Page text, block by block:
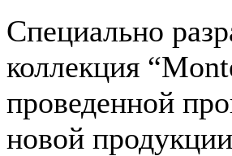
Специально
коллекция
проведенной
новой